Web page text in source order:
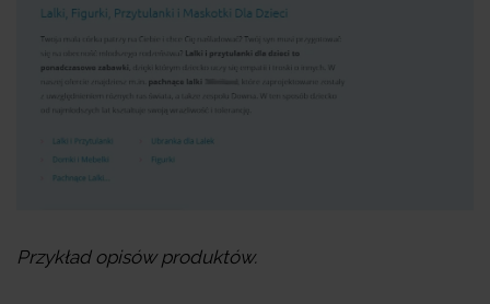
Przykład opisów produktów.